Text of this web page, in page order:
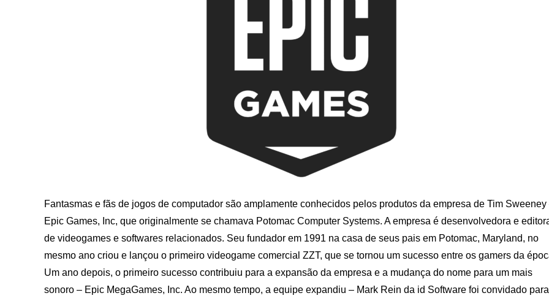
Fantasmas e fãs de jogos de computador são amplamente conhecidos pelos produtos da empresa de Tim Sweeney
Epic Games, Inc, que originalmente se chamava Potomac Computer Systems. A empresa é desenvolvedora e
de videogames e softwares relacionados. Seu fundador em 1991 na casa de seus pais em Potomac, Maryland, no
mesmo ano criou e lançou o primeiro videogame comercial ZZT, que se tornou um sucesso entre os gamers da
Um ano depois, o primeiro sucesso contribuiu para a expansão da empresa e a mudança do nome para um mais
sonoro – Epic MegaGames, Inc. Ao mesmo tempo, a equipe expandiu – Mark Rein da id Software foi convidado